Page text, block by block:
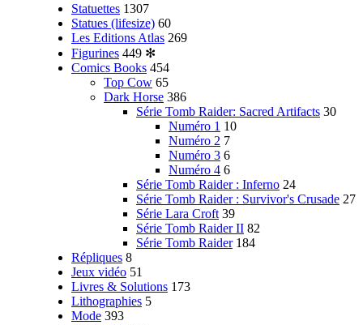
Statuettes 1307
Statues (lifesize) 60
Les Editions Atlas 269
Figurines 449 ✻
Comics Books 454
Top Cow 65
Dark Horse 386
Série Tomb Raider: Sacred Artifacts 30
Numéro 1 10
Numéro 2 7
Numéro 3 6
Numéro 4 6
Série Tomb Raider : Inferno 24
Série Tomb Raider : Survivor's Crusade 27
Série Lara Croft 39
Série Tomb Raider II 82
Série Tomb Raider 184
Répliques 8
Jeux vidéo 51
Livres & Solutions 173
Lithographies 5
Mode 393